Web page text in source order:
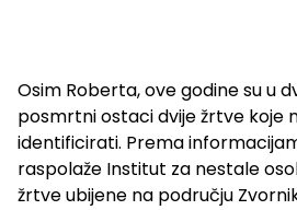
Osim Roberta, ove godine su u
posmrtni ostaci dvije žrtve koje
identificirati. Prema
raspolaže Institut za nestale
žrtve ubijene na području